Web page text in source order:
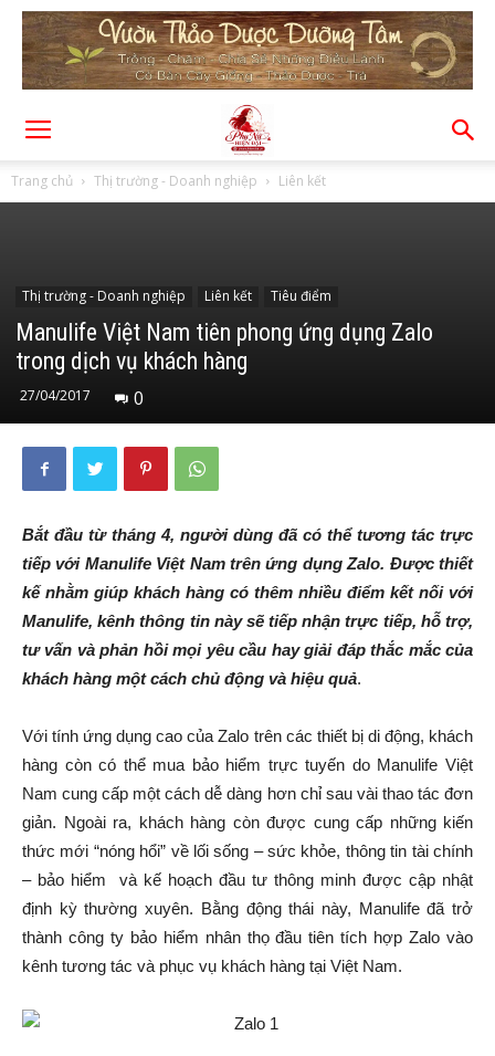
Trang chủ Thị trường - Doanh nghiệp Liên kết
Thị trường - Doanh nghiệp Liên kết Tiêu điểm
Manulife Việt Nam tiên phong ứng dụng Zalo
trong dịch vụ khách hàng
27/04/2017 0
Bắt đầu từ tháng 4, người dùng đã có thể tương tác trực
tiếp với Manulife Việt Nam trên ứng dụng Zalo. Được thiết
kế nhằm giúp khách hàng có thêm nhiều điểm kết nối với
Manulife, kênh thông tin này sẽ tiếp nhận trực tiếp, hỗ trợ,
tư vấn và phản hồi mọi yêu cầu hay giải đáp thắc mắc của
khách hàng một cách chủ động và hiệu quả.
Với tính ứng dụng cao của Zalo trên các thiết bị di động, khách
hàng còn có thể mua bảo hiểm trực tuyến do Manulife Việt
Nam cung cấp một cách dễ dàng hơn chỉ sau vài thao tác đơn
giản. Ngoài ra, khách hàng còn được cung cấp những kiến
thức mới “nóng hổi” về lối sống – sức khỏe, thông tin tài chính
– bảo hiểm và kế hoạch đầu tư thông minh được cập nhật
định kỳ thường xuyên. Bằng động thái này, Manulife đã trở
thành công ty bảo hiểm nhân thọ đầu tiên tích hợp Zalo vào
kênh tương tác và phục vụ khách hàng tại Việt Nam.